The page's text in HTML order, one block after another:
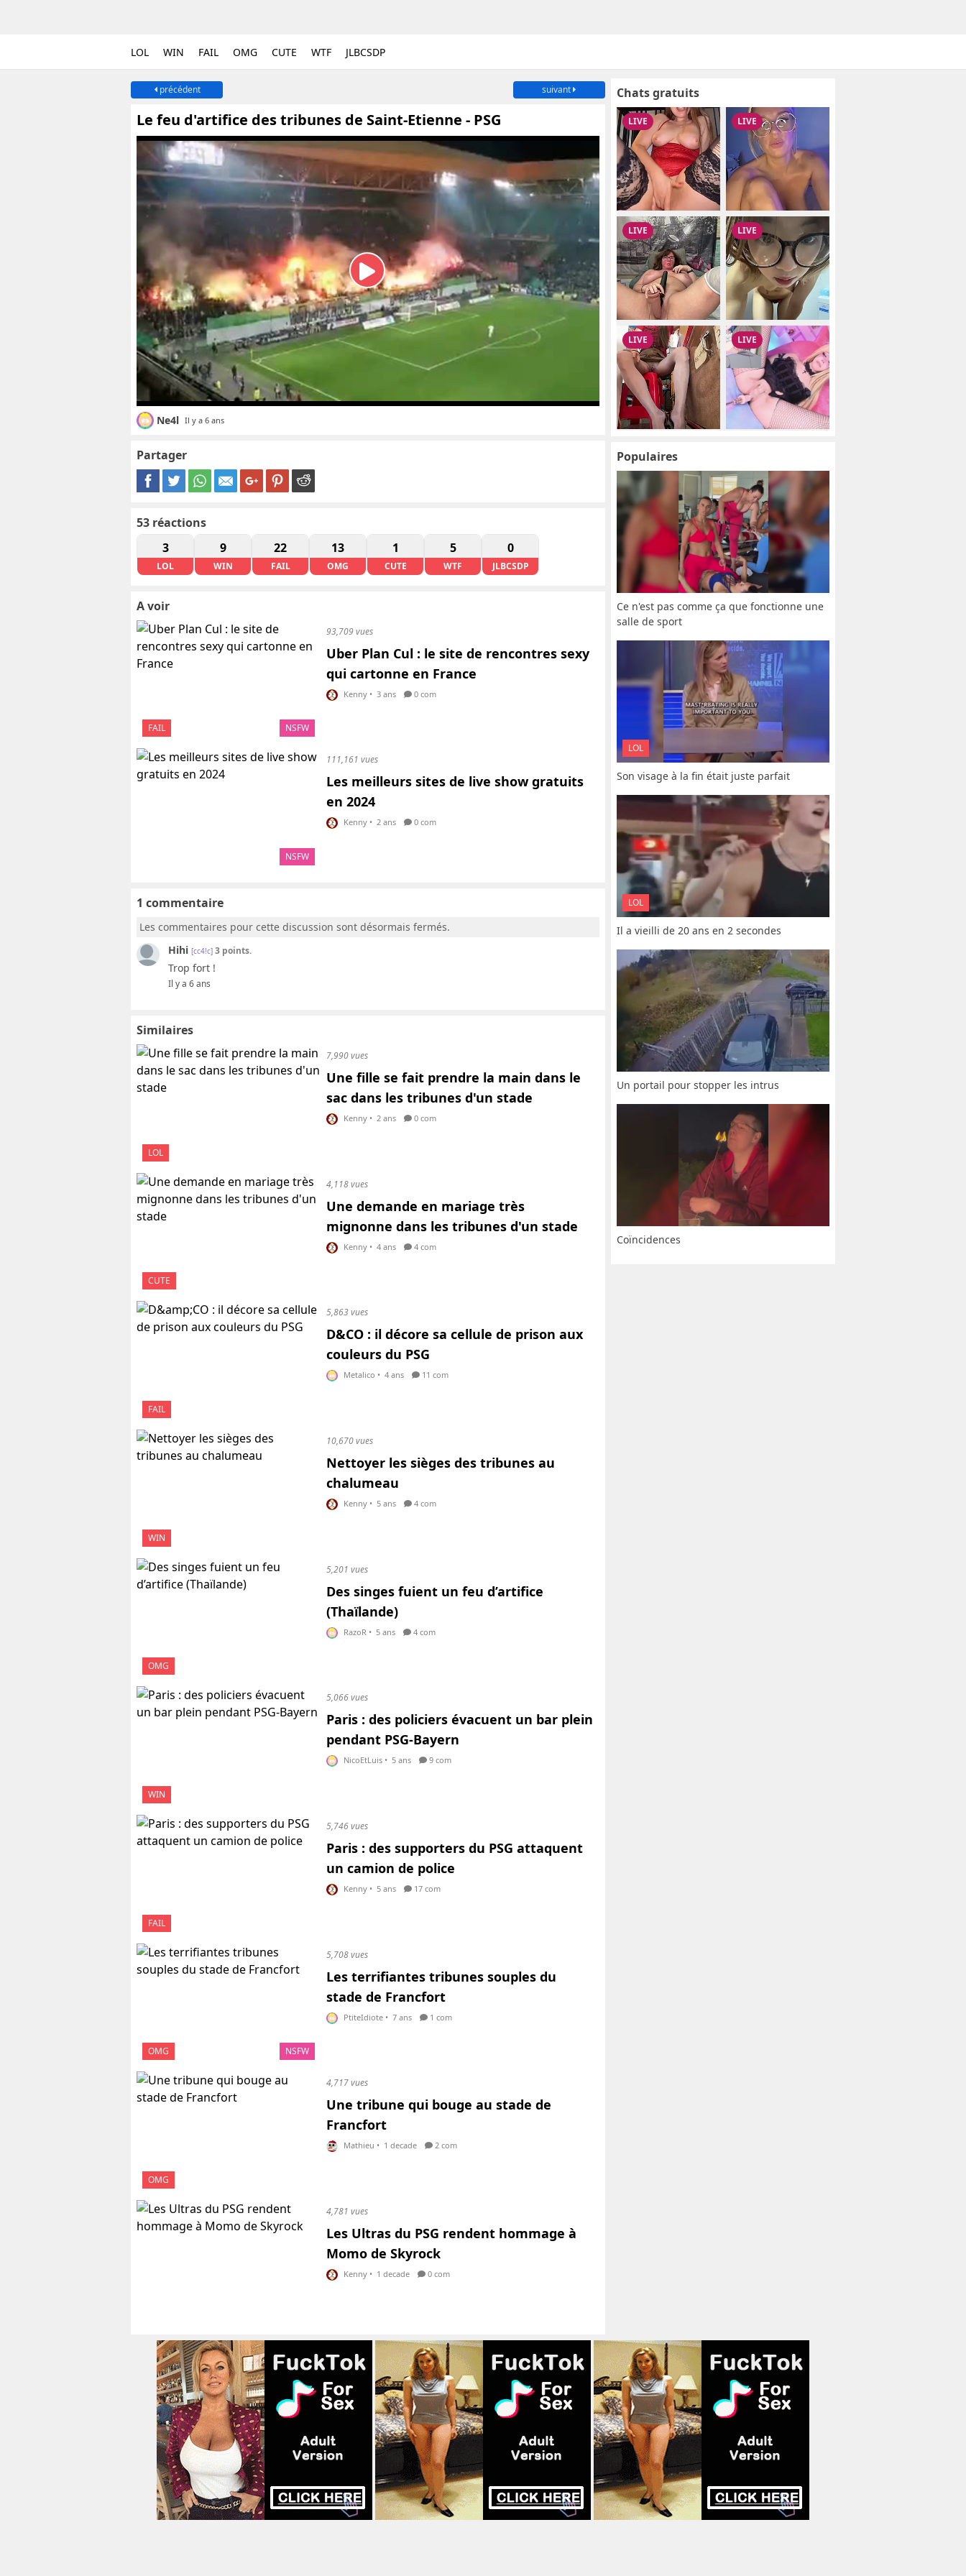
LOL WIN FAIL OMG CUTE WTF JLBCSDP
précédent suivant
Le feu d'artifice des tribunes de Saint-Etienne - PSG
Ne4l Il y a 6 ans
Partager
53 réactions
3
LOL
9
WIN
22
FAIL
13
OMG
1
CUTE
5
WTF
0
JLBCSDP
A voir
FAIL NSFW
93,709 vues
Uber Plan Cul : le site de rencontres sexy
qui cartonne en France
Kenny • 3 ans 0 com
NSFW
111,161 vues
Les meilleurs sites de live show gratuits
en 2024
Kenny • 2 ans 0 com
1 commentaire
Les commentaires pour cette discussion sont désormais fermés.
Hihi [cc4!c] 3 points.
Trop fort !
Il y a 6 ans
Similaires
LOL
7,990 vues
Une fille se fait prendre la main dans le
sac dans les tribunes d'un stade
Kenny • 2 ans 0 com
CUTE
4,118 vues
Une demande en mariage très
mignonne dans les tribunes d'un stade
Kenny • 4 ans 4 com
FAIL
5,863 vues
D&CO : il décore sa cellule de prison aux
couleurs du PSG
Metalico • 4 ans 11 com
WIN
10,670 vues
Nettoyer les sièges des tribunes au
chalumeau
Kenny • 5 ans 4 com
OMG
5,201 vues
Des singes fuient un feu d’artifice
(Thaïlande)
RazoR • 5 ans 4 com
WIN
5,066 vues
Paris : des policiers évacuent un bar plein
pendant PSG-Bayern
NicoEtLuis • 5 ans 9 com
FAIL
5,746 vues
Paris : des supporters du PSG attaquent
un camion de police
Kenny • 5 ans 17 com
OMG NSFW
5,708 vues
Les terrifiantes tribunes souples du
stade de Francfort
PtiteIdiote • 7 ans 1 com
OMG
4,717 vues
Une tribune qui bouge au stade de
Francfort
Mathieu • 1 decade 2 com
4,781 vues
Les Ultras du PSG rendent hommage à
Momo de Skyrock
Kenny • 1 decade 0 com
Chats gratuits
Populaires
Ce n'est pas comme ça que fonctionne une
salle de sport
LOL
Son visage à la fin était juste parfait
LOL
Il a vieilli de 20 ans en 2 secondes
Un portail pour stopper les intrus
Coïncidences